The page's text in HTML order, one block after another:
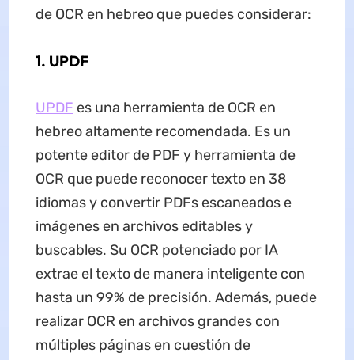
de OCR en hebreo que puedes considerar:
1. UPDF
UPDF es una herramienta de OCR en
hebreo altamente recomendada. Es un
potente editor de PDF y herramienta de
OCR que puede reconocer texto en 38
idiomas y convertir PDFs escaneados e
imágenes en archivos editables y
buscables. Su OCR potenciado por IA
extrae el texto de manera inteligente con
hasta un 99% de precisión. Además, puede
realizar OCR en archivos grandes con
múltiples páginas en cuestión de